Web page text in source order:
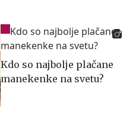
Kdo so najbolje plačane
manekenke na svetu?